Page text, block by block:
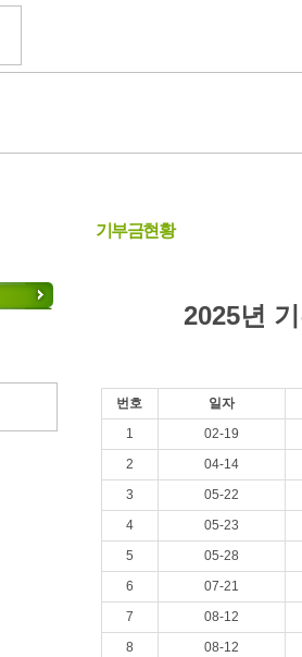
기부금현황
2025년
번호
일자
1
02-19
2
04-14
3
05-22
4
05-23
5
05-28
6
07-21
7
08-12
8
08-12